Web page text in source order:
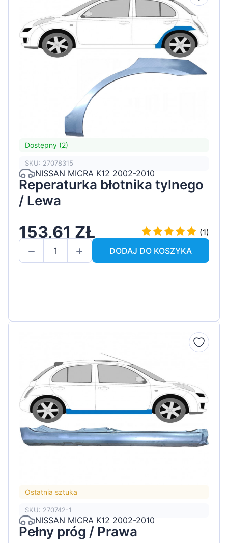
Dostępny (2)
SKU: 27078315
NISSAN MICRA K12 2002-2010
Reperaturka błotnika tylnego
/ Lewa
153,61 ZŁ
(1)
DODAJ DO KOSZYKA
Ostatnia sztuka
SKU: 270742-1
NISSAN MICRA K12 2002-2010
Pełny próg / Prawa